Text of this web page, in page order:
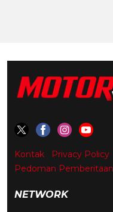
Kontak Privacy Policy
Pedoman Pemberitaan
NETWORK